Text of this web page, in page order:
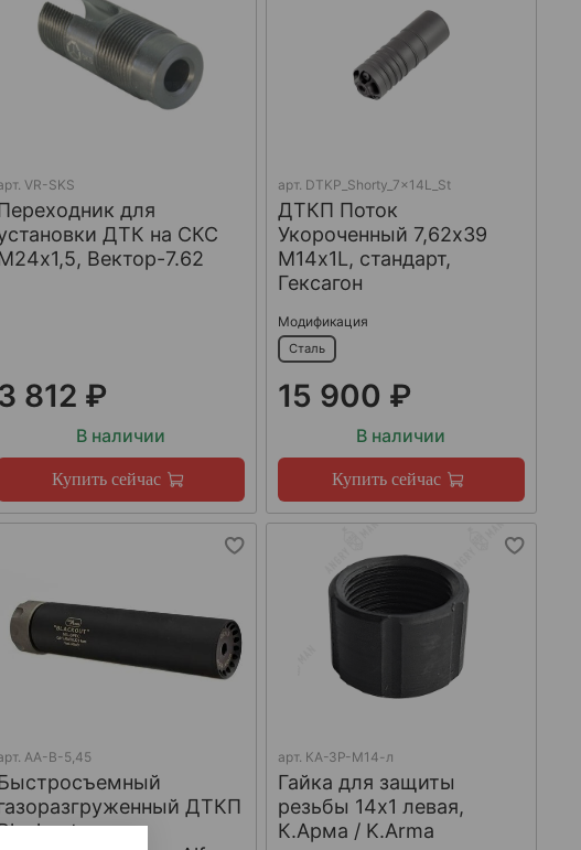
VR-SKS
для
ДТК на СКС
Вектор-7.62
812 ₽
В наличии
Купить сейчас
арт. DTKP_Shorty_7x14L_St
ДТКП Поток
Укороченный 7,62х39
М14х1L, стандарт,
Гексагон
Модификация
Сталь
15 900 ₽
В наличии
Купить сейчас
AA-B-5,45
ДТКП
арт. КА-ЗР-М14-л
Гайка для защиты
резьбы 14x1 левая,
К.Арма / K.Arma